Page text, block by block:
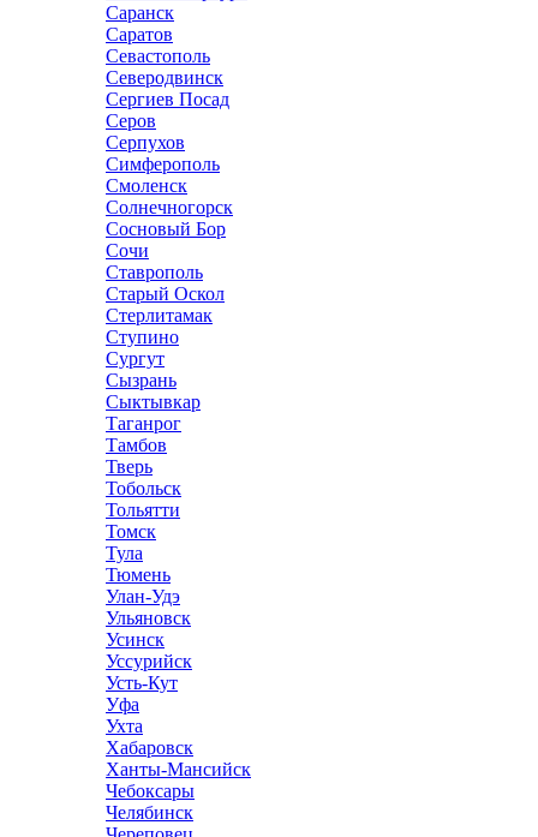
Саранск
Саратов
Севастополь
Северодвинск
Сергиев Посад
Серов
Серпухов
Симферополь
Смоленск
Солнечногорск
Сосновый Бор
Сочи
Ставрополь
Старый Оскол
Стерлитамак
Ступино
Сургут
Сызрань
Сыктывкар
Таганрог
Тамбов
Тверь
Тобольск
Тольятти
Томск
Тула
Тюмень
Улан-Удэ
Ульяновск
Усинск
Уссурийск
Усть-Кут
Уфа
Ухта
Хабаровск
Ханты-Мансийск
Чебоксары
Челябинск